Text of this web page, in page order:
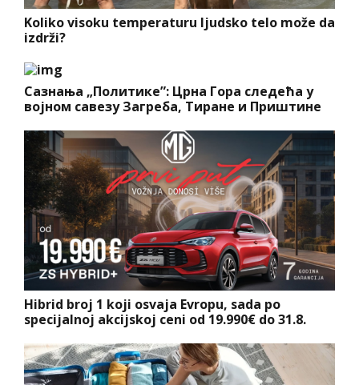
Koliko visoku temperaturu ljudsko telo može da
izdrži?
Сазнања „Политике”: Црна Гора следећа у
војном савезу Загреба, Тиране и Приштине
Hibrid broj 1 koji osvaja Evropu, sada po
specijalnoj akcijskoj ceni od 19.990€ do 31.8.